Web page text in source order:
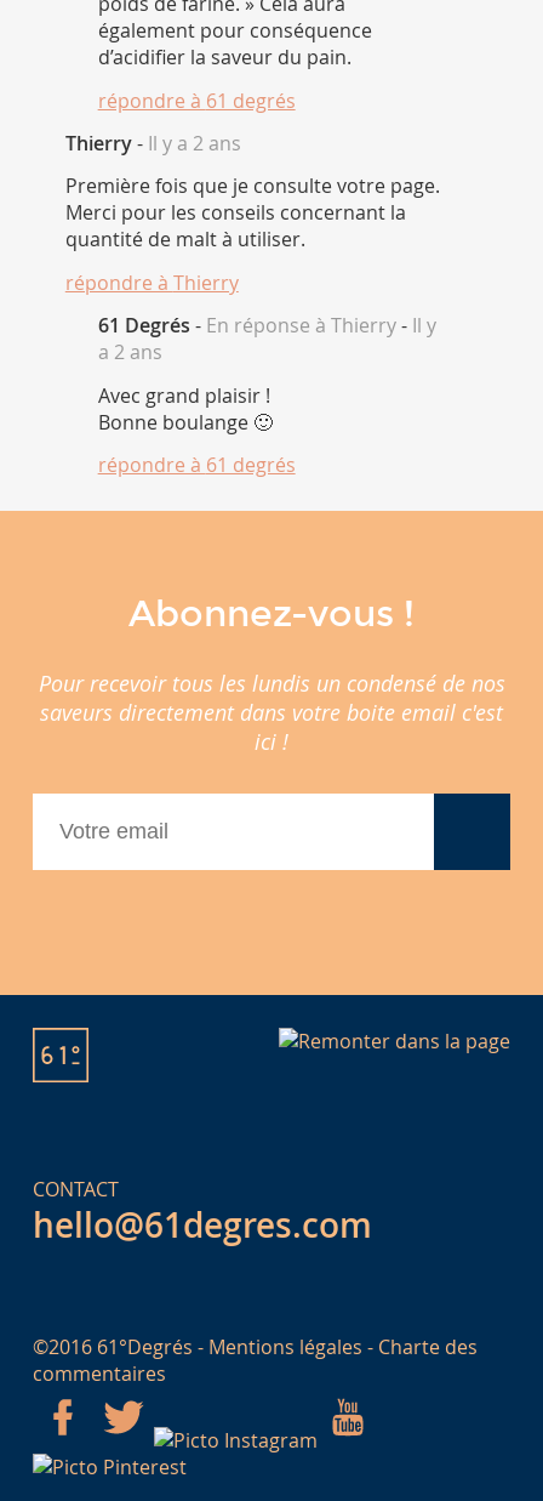
également pour conséquence
d’acidifier la saveur du pain.
répondre à 61 degrés
Thierry- Il y a 2 ans
Première fois que je consulte votre page.
Merci pour les conseils concernant la
quantité de malt à utiliser.
répondre à Thierry
61 Degrés - En réponse à Thierry- Il y
a 2 ans
Avec grand plaisir !
Bonne boulange 🙂
répondre à 61 degrés
Abonnez-vous !
Pour recevoir tous les lundis un condensé de nos
saveurs directement dans votre boite email c'est
ici !
CONTACT
hello@61degres.com
©2016 61°Degrés - Mentions légales - Charte des
commentaires